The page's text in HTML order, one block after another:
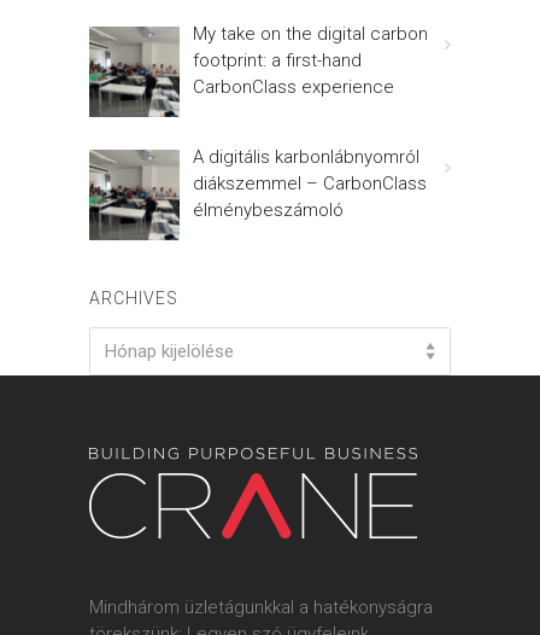
My take on the digital carbon
footprint: a first-hand
CarbonClass experience
A digitális karbonlábnyomról
diákszemmel – CarbonClass
élménybeszámoló
ARCHIVES
Hónap kijelölése
Mindhárom üzletágunkkal a hatékonyságra